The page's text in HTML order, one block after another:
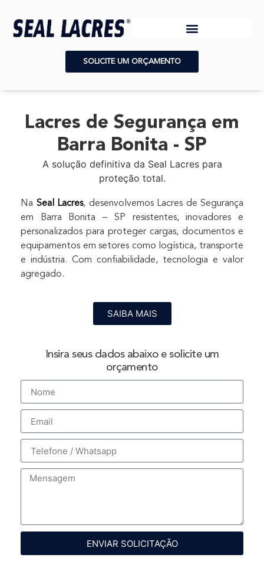
SOLICITE UM ORÇAMENTO
Lacres de Segurança em
Barra Bonita - SP
A solução definitiva da Seal Lacres para
proteção total.
Na Seal Lacres, desenvolvemos Lacres de Segurança
em Barra Bonita – SP resistentes, inovadores e
personalizados para proteger cargas, documentos e
equipamentos em setores como logística, transporte
e indústria. Com confiabilidade, tecnologia e valor
agregado.
SAIBA MAIS
Insira seus dados abaixo e solicite um
orçamento
ENVIAR SOLICITAÇÃO